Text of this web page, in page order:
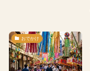
おでかけ